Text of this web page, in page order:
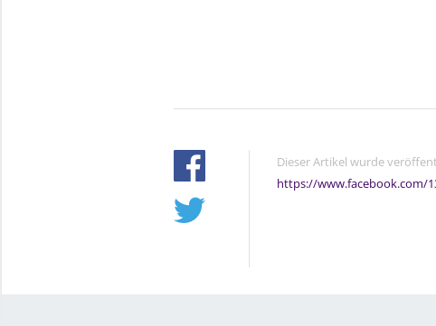
Dieser Artikel wurde
https://www.facebook.com/